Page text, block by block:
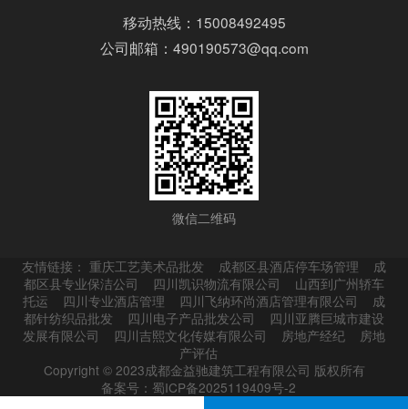
移动热线：15008492495
公司邮箱：490190573@qq.com
微信二维码
友情链接：重庆工艺美术品批发 成都区县酒店停车场管理
成
都区县专业保洁公司
四川凯识物流有限公司
山西到广州轿车
托运
四川专业酒店管理 四川飞纳环尚酒店管理有限公司
成
都针纺织品批发
四川电子产品批发公司
四川亚腾巨城市建设
发展有限公司
四川吉熙文化传媒有限公司 房地产经纪
房地
产评估
Copyright © 2023成都金益驰建筑工程有限公司 版权所有
备案号：蜀ICP备2025119409号-2